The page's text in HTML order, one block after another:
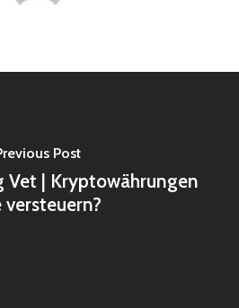
Post
Vet | Kryptowährungen
versteuern?